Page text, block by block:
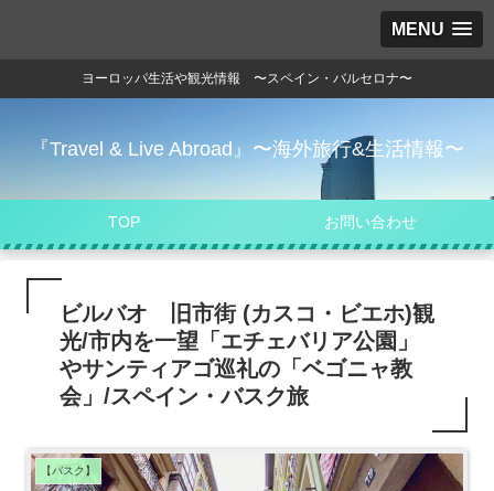
MENU
ヨーロッパ生活や観光情報 〜スペイン・バルセロナ〜
『Travel & Live Abroad』〜海外旅行&生活情報〜
TOP お問い合わせ
ビルバオ 旧市街 (カスコ・ビエホ)観
光/市内を一望「エチェバリア公園」
やサンティアゴ巡礼の「ベゴニャ教
会」/スペイン・バスク旅
【バスク】